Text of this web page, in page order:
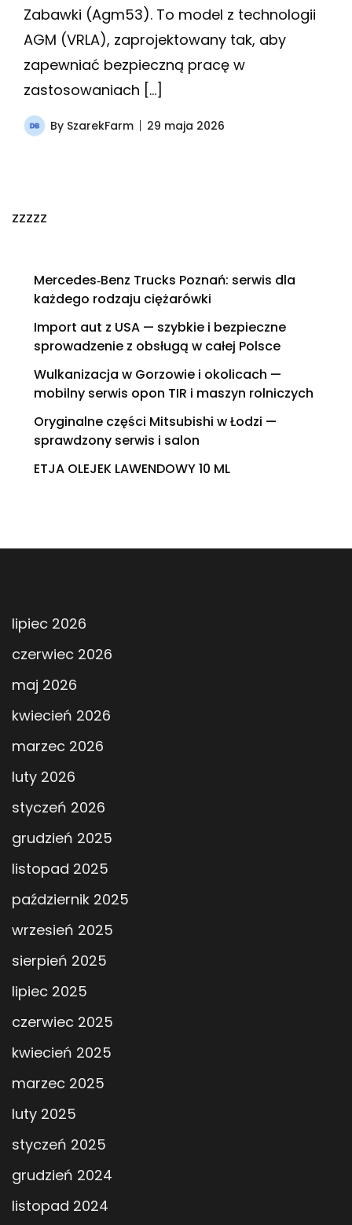
Zabawki (Agm53). To model z technologii
AGM (VRLA), zaprojektowany tak, aby
zapewniać bezpieczną pracę w
zastosowaniach […]
By SzarekFarm 29 maja 2026
zzzzz
Mercedes‑Benz Trucks Poznań: serwis dla
każdego rodzaju ciężarówki
Import aut z USA — szybkie i bezpieczne
sprowadzenie z obsługą w całej Polsce
Wulkanizacja w Gorzowie i okolicach —
mobilny serwis opon TIR i maszyn rolniczych
Oryginalne części Mitsubishi w Łodzi —
sprawdzony serwis i salon
ETJA OLEJEK LAWENDOWY 10 ML
lipiec 2026
czerwiec 2026
maj 2026
kwiecień 2026
marzec 2026
luty 2026
styczeń 2026
grudzień 2025
listopad 2025
październik 2025
wrzesień 2025
sierpień 2025
lipiec 2025
czerwiec 2025
kwiecień 2025
marzec 2025
luty 2025
styczeń 2025
grudzień 2024
listopad 2024